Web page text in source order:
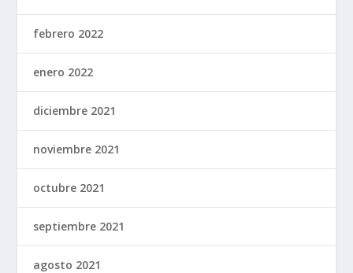
febrero 2022
enero 2022
diciembre 2021
noviembre 2021
octubre 2021
septiembre 2021
agosto 2021